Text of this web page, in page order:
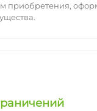
приобретения,